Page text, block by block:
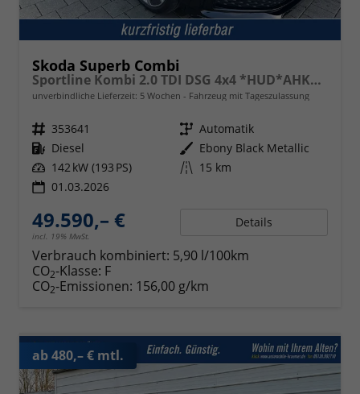
Skoda Superb Combi
Sportline Kombi 2.0 TDI DSG 4x4 *HUD*AHK*Navi*Matrix*AssistenzPlus*NAVI*E-Heck*Keyless
unverbindliche Lieferzeit: 5 Wochen Fahrzeug mit Tageszulassung
Fahrzeugnr. 353641 Getriebe Automatik
Kraftstoff Diesel Außenfarbe Ebony Black Metallic
Leistung 142 kW (193 PS) Kilometerstand 15 km
01.03.2026
49.590,– €
incl. 19% MwSt.
Details
Verbrauch kombiniert: 5,90 l/100km
CO2-Klasse: F
CO2-Emissionen: 156,00 g/km
ab 480,– € mtl.